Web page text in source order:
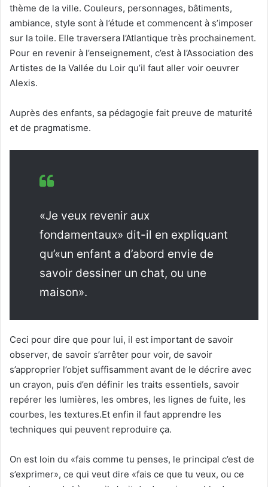
thème de la ville. Couleurs, personnages, bâtiments,
ambiance, style sont à l’étude et commencent à s’imposer
sur la toile. Elle traversera l’Atlantique très prochainement.
Pour en revenir à l’enseignement, c’est à l’Association des
Artistes de la Vallée du Loir qu’il faut aller voir oeuvrer
Alexis.
Auprès des enfants, sa pédagogie fait preuve de maturité
et de pragmatisme.
«Je veux revenir aux
fondamentaux» dit-il en expliquant
qu’«un enfant a d’abord envie de
savoir dessiner un chat, ou une
maison».
Ceci pour dire que pour lui, il est important de savoir
observer, de savoir s’arrêter pour voir, de savoir
s’approprier l’objet suffisamment avant de le décrire avec
un crayon, puis d’en définir les traits essentiels, savoir
repérer les lumières, les ombres, les lignes de fuite, les
courbes, les textures.Et enfin il faut apprendre les
techniques qui peuvent reproduire ça.
On est loin du «fais comme tu penses, le principal c’est de
s’exprimer», ce qui veut dire «fais ce que tu veux, ou ce